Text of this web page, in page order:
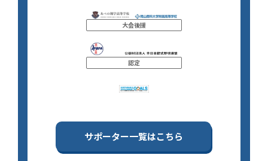
大会後援
認定
サポーター一覧はこちら